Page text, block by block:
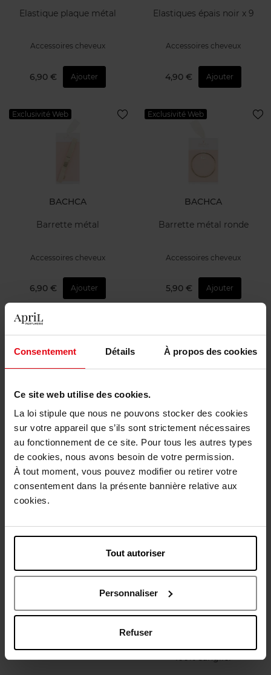
Consentement Détails À propos des cookies
Ce site web utilise des cookies.
La loi stipule que nous ne pouvons stocker des cookies
sur votre appareil que s’ils sont strictement nécessaires
au fonctionnement de ce site. Pour tous les autres types
de cookies, nous avons besoin de votre permission.
À tout moment, vous pouvez modifier ou retirer votre
consentement dans la présente bannière relative aux
cookies.
Tout autoriser
Personnaliser
Refuser
Elastique plaque métal
Accessoires cheveux
6,90 € Ajouter
Elastiques épais noir x 9
Accessoires cheveux
4,90 € Ajouter
Exclusivité Web
BACHCA
Barrette métal
Accessoires cheveux
6,90 € Ajouter
Exclusivité Web
BACHCA
Barrette métal ronde
Accessoires cheveux
5,90 € Ajouter
Exclusivité Web
BACHCA
7 carrés démaquillants
réutilisables + filet de lavage
Accessoire
15,50 €
BACHCA
Pinces guiches x24
Accessoires cheveux
Exclusivité Web
clic clacs x4
Nouveauté
Brosse ronde en bois picots
100% sanglier